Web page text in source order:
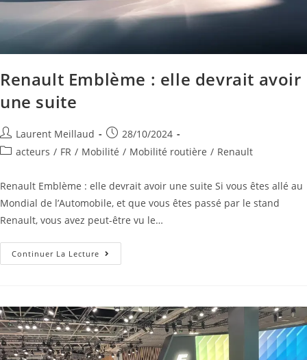
Renault Emblème : elle devrait avoir
une suite
Laurent Meillaud
28/10/2024
acteurs / FR / Mobilité / Mobilité routière / Renault
Renault Emblème : elle devrait avoir une suite Si vous êtes allé au
Mondial de l’Automobile, et que vous êtes passé par le stand
Renault, vous avez peut-être vu le…
Continuer La Lecture